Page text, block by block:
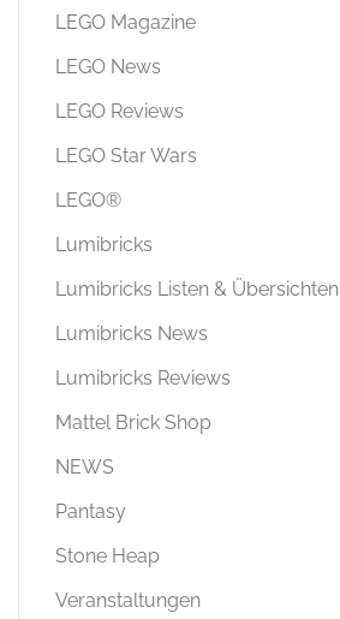
LEGO Magazine
LEGO News
LEGO Reviews
LEGO Star Wars
LEGO®
Lumibricks
Lumibricks Listen & Übersichten
Lumibricks News
Lumibricks Reviews
Mattel Brick Shop
NEWS
Pantasy
Stone Heap
Veranstaltungen